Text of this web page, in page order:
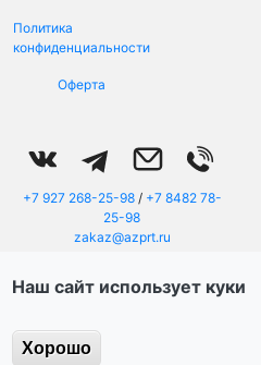
Политика
конфиденциальности
Оферта
+7 927 268-25-98/ +7 8482 78-
25-98
zakaz@azprt.ru
Пн - Пт: 08:00 - 20:00, Сб - Вс:
ООО "АЗ Принт" © 2014 -
ИНН/КПП/ОГРН
Наш сайт использует куки
Хорошо